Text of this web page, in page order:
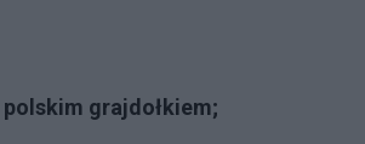
grajdołkiem;